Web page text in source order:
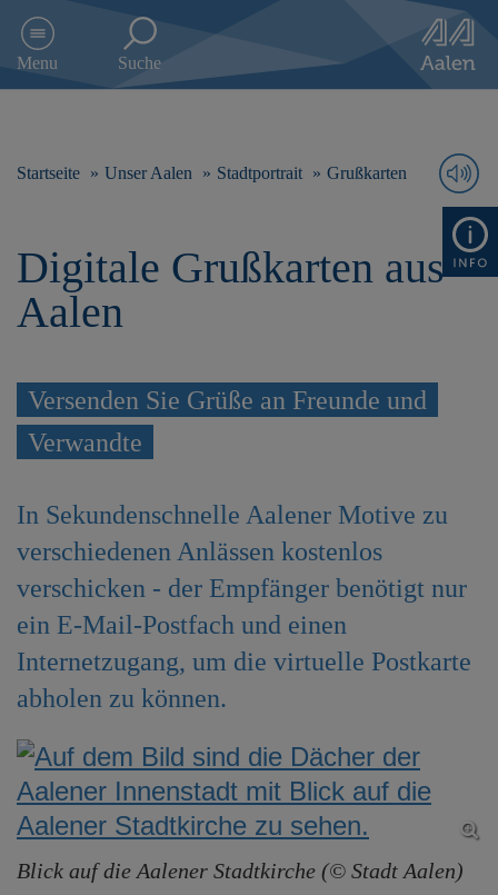
e
Menu Suche
Startseite Unser Aalen Stadtportrait Grußkarten
Digitale Grußkarten aus
Aalen
Versenden Sie Grüße an Freunde und
Verwandte
In Sekundenschnelle Aalener Motive zu
verschiedenen Anlässen kostenlos
verschicken - der Empfänger benötigt nur
ein E-Mail-Postfach und einen
Internetzugang, um die virtuelle Postkarte
abholen zu können.
Blick auf die Aalener Stadtkirche (© Stadt Aalen)